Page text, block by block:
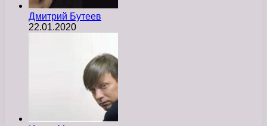
Дмитрий Бутеев
22.01.2020